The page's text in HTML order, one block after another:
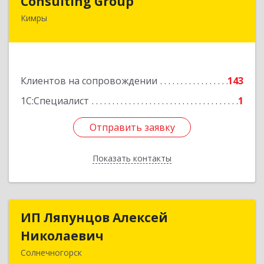
Кимры
Клиентов на сопровождении
143
1С:Специалист
1
Отправить заявку
Показать контакты
171507, Тверская обл, Кимры г, Малая Садовая
Отправить заявку
Назад
ИП Ляпунцов Алексей
Николаевич
Солнечногорск
ИП Ляпунцов Алексей